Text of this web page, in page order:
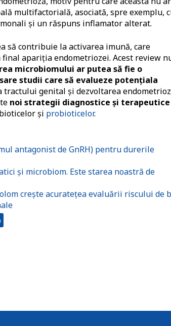
multifactorială, asociată, spre exemplu,
şi un răspuns inflamator alterat.
contribuie la activarea imună, care
apariţia endometriozei. Acest review
microbiomului ar putea să fie o
studii care să evalueze potenţiala
genital şi dezvoltarea
noi strategii diagnostice şi terapeutice
şi probioticelor.
antagonist de GnRH) pentru durerile
şi microbiom. Este starea noastră de
crește acuratețea evaluării riscului de